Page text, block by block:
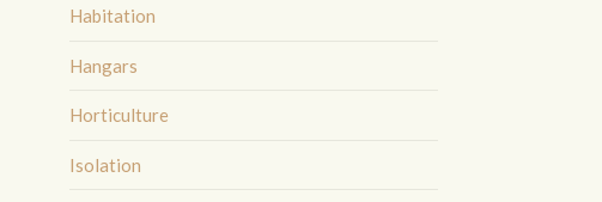
Habitation
Hangars
Horticulture
Isolation